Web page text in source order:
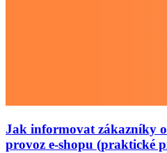
Jak informovat zákazníky
provoz e-shopu (praktické